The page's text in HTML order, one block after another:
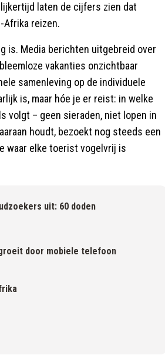
laten de cijfers zien dat
Afrika reizen.
is. Media berichten uitgebreid over
vakanties onzichtbaar
samenleving op de individuele
is, maar hóe je er reist: in welke
volgt – geen sieraden, niet lopen in
houdt, bezoekt nog steeds een
waar elke toerist vogelvrij is
uit: 60 doden
door mobiele telefoon